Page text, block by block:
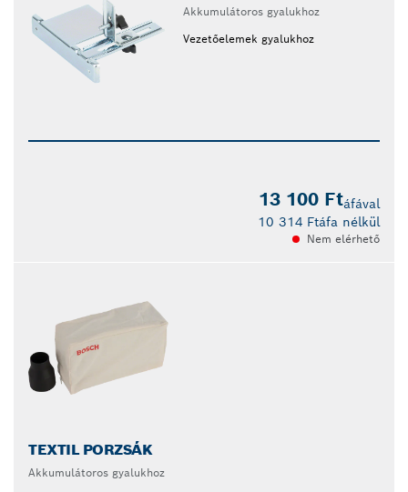
Akkumulátoros gyalukhoz
Vezetőelemek gyalukhoz
13 100 Ftáfával
10 314 Ftáfa nélkül
Nem elérhető
TEXTIL PORZSÁK
Akkumulátoros gyalukhoz